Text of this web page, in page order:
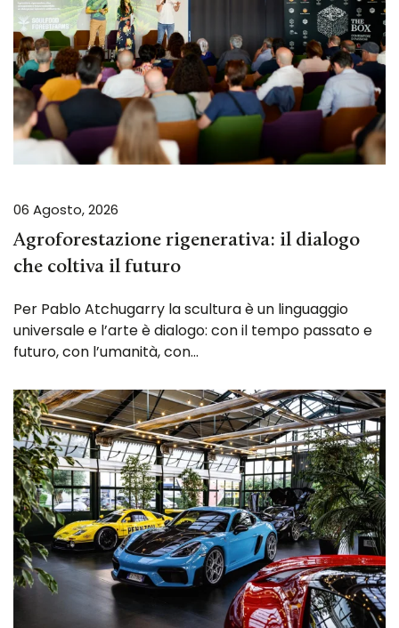
06 Agosto, 2026
Agroforestazione rigenerativa: il dialogo
che coltiva il futuro
Per Pablo Atchugarry la scultura è un linguaggio
universale e l’arte è dialogo: con il tempo passato e
futuro, con l’umanità, con…